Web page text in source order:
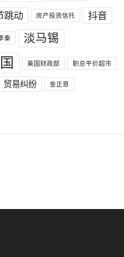
跳动 房产投资信托 抖音
秦 淡马锡
美国财政部 职总平价超市
贸易纠纷 金正恩